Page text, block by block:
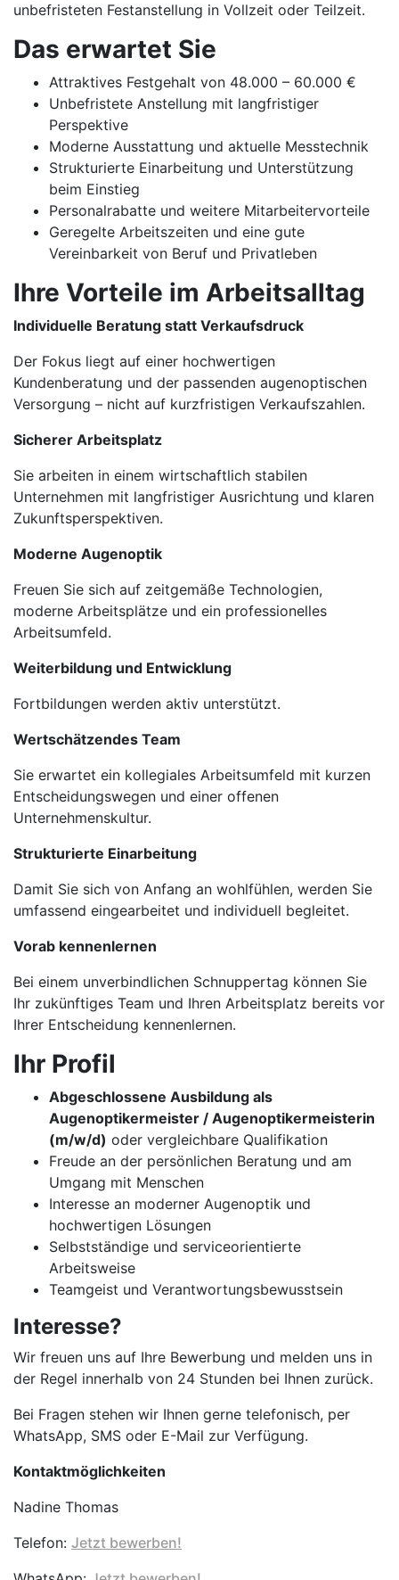
unbefristeten Festanstellung in Vollzeit oder Teilzeit.
Das erwartet Sie
Attraktives Festgehalt von 48.000 – 60.000 €
Unbefristete Anstellung mit langfristiger
Perspektive
Moderne Ausstattung und aktuelle Messtechnik
Strukturierte Einarbeitung und Unterstützung
beim Einstieg
Personalrabatte und weitere Mitarbeitervorteile
Geregelte Arbeitszeiten und eine gute
Vereinbarkeit von Beruf und Privatleben
Ihre Vorteile im Arbeitsalltag
Individuelle Beratung statt Verkaufsdruck
Der Fokus liegt auf einer hochwertigen
Kundenberatung und der passenden augenoptischen
Versorgung – nicht auf kurzfristigen Verkaufszahlen.
Sicherer Arbeitsplatz
Sie arbeiten in einem wirtschaftlich stabilen
Unternehmen mit langfristiger Ausrichtung und klaren
Zukunftsperspektiven.
Moderne Augenoptik
Freuen Sie sich auf zeitgemäße Technologien,
moderne Arbeitsplätze und ein professionelles
Arbeitsumfeld.
Weiterbildung und Entwicklung
Fortbildungen werden aktiv unterstützt.
Wertschätzendes Team
Sie erwartet ein kollegiales Arbeitsumfeld mit kurzen
Entscheidungswegen und einer offenen
Unternehmenskultur.
Strukturierte Einarbeitung
Damit Sie sich von Anfang an wohlfühlen, werden Sie
umfassend eingearbeitet und individuell begleitet.
Vorab kennenlernen
Bei einem unverbindlichen Schnuppertag können Sie
Ihr zukünftiges Team und Ihren Arbeitsplatz bereits vor
Ihrer Entscheidung kennenlernen.
Ihr Profil
Abgeschlossene Ausbildung als
Augenoptikermeister / Augenoptikermeisterin
(m/w/d) oder vergleichbare Qualifikation
Freude an der persönlichen Beratung und am
Umgang mit Menschen
Interesse an moderner Augenoptik und
hochwertigen Lösungen
Selbstständige und serviceorientierte
Arbeitsweise
Teamgeist und Verantwortungsbewusstsein
Interesse?
Wir freuen uns auf Ihre Bewerbung und melden uns in
der Regel innerhalb von 24 Stunden bei Ihnen zurück.
Bei Fragen stehen wir Ihnen gerne telefonisch, per
WhatsApp, SMS oder E-Mail zur Verfügung.
Kontaktmöglichkeiten
Nadine Thomas
Telefon: Jetzt bewerben!